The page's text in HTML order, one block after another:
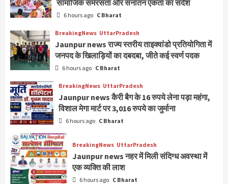
सामाजिक समरसता और सनातन एकता का संदेश
6 hours ago C Bharat
BreakingNews UttarPradesh
Jaunpur news ​राज्य स्तरीय ताइक्वांडो प्रतियोगिता में
जनपद के खिलाड़ियों का दबदबा, जीते कई स्वर्ण पदक
6 hours ago C Bharat
BreakingNews UttarPradesh
Jaunpur news कैरी बैग के 16 रुपये लेना पड़ा महंगा,
विशाल मेगा मार्ट पर 3,016 रुपये का जुर्माना
6 hours ago C Bharat
BreakingNews UttarPradesh
Jaunpur news नहर में मिली संदिग्ध अवस्था में
एक व्यक्ति की लाश
6 hours ago C Bharat